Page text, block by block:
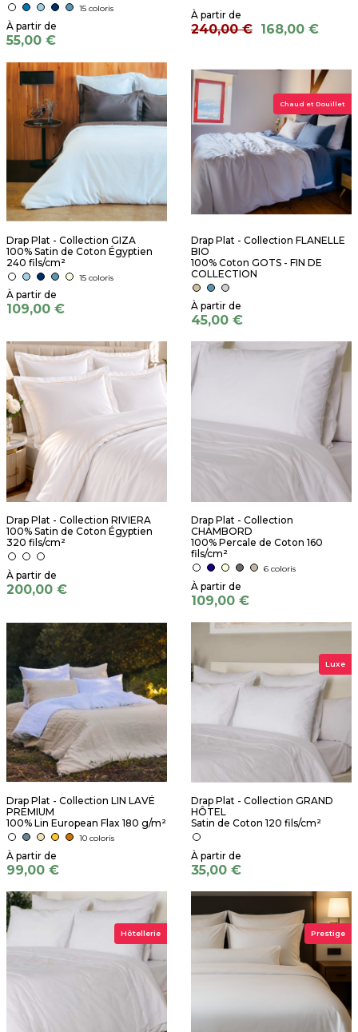
15 coloris
55,00 €
240,00 € 168,00 €
Drap Plat - Collection GIZA
100% Satin de Coton Égyptien
240 fils/cm²
15 coloris
109,00 €
Chaud et Douillet
Drap Plat - Collection FLANELLE
BIO
100% Coton GOTS - FIN DE
COLLECTION
45,00 €
Drap Plat - Collection RIVIERA
100% Satin de Coton Égyptien
320 fils/cm²
200,00 €
Drap Plat - Collection
CHAMBORD
100% Percale de Coton 160
fils/cm²
6 coloris
109,00 €
Drap Plat - Collection LIN LAVÉ
PREMIUM
100% Lin European Flax 180 g/m²
10 coloris
99,00 €
Luxe
Drap Plat - Collection GRAND
HÔTEL
Satin de Coton 120 fils/cm²
35,00 €
Hôtellerie Prestige